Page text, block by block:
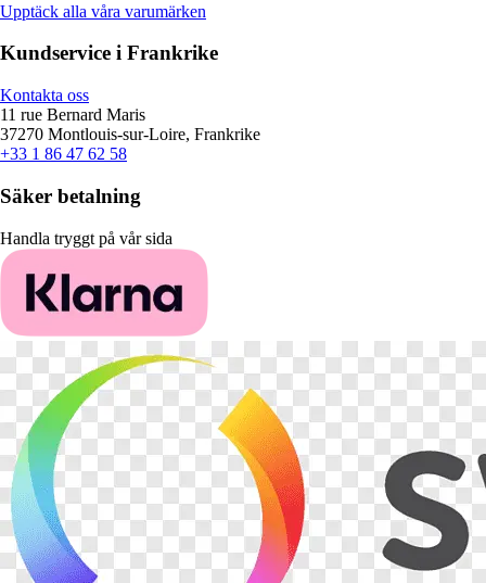
Upptäck alla våra varumärken
Kundservice i Frankrike
Kontakta oss
11 rue Bernard Maris
37270 Montlouis-sur-Loire, Frankrike
+33 1 86 47 62 58
Säker betalning
Handla tryggt på vår sida